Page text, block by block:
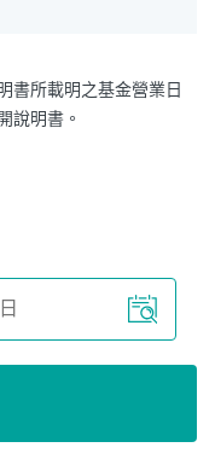
書所載明之基金營業日
說明書。